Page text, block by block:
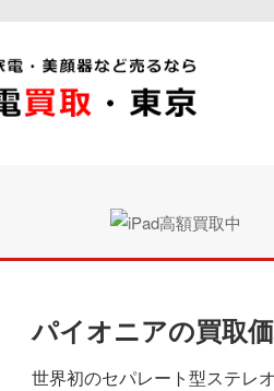
パイオニアの買取
世界初のセパレート型ステレ